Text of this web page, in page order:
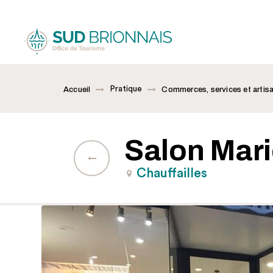
Accueil Pratique Commerces, services et
Salon
Chauffailles